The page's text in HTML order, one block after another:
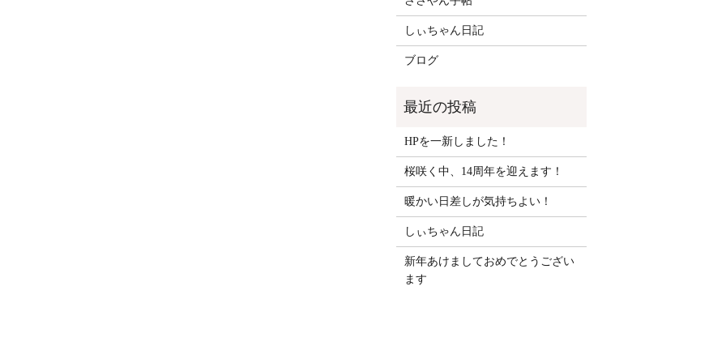
しぃちゃん日記
ブログ
HPを一新しました！
桜咲く中、14周年を迎えます！
暖かい日差しが気持ちよい！
しぃちゃん日記
新年あけましておめでとうござい
ます